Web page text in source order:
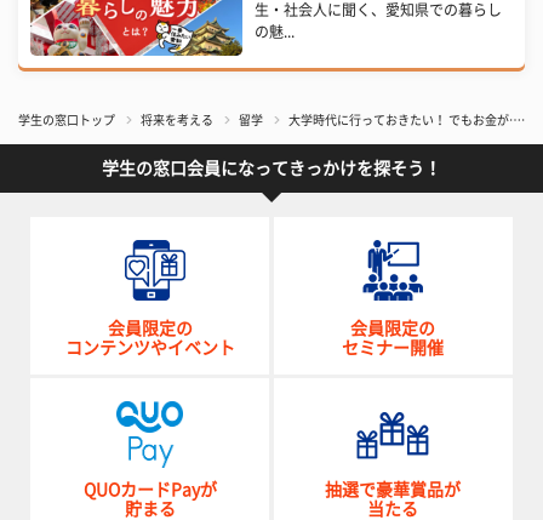
生・社会人に聞く、愛知県での暮らし
の魅...
学生の窓口トップ 将来を考える 留学 大学時代に行っておきたい！ でもお金が……
学生の窓口会員になってきっかけを探そう！
会員限定の
コンテンツやイベント
会員限定の
セミナー開催
QUOカードPayが
貯まる
抽選で豪華賞品が
当たる